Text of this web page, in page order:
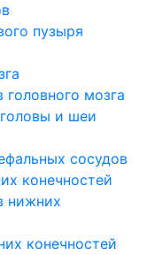
пузыря
мозга
и шеи
сосудов
конечностей
нижних
конечностей